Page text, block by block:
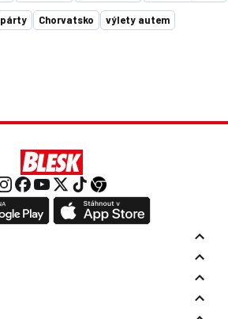
párty Chorvatsko výlety autem